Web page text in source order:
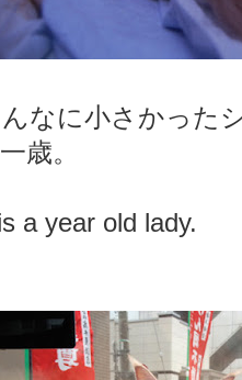
なに小さかった
歳。
a year old lady.